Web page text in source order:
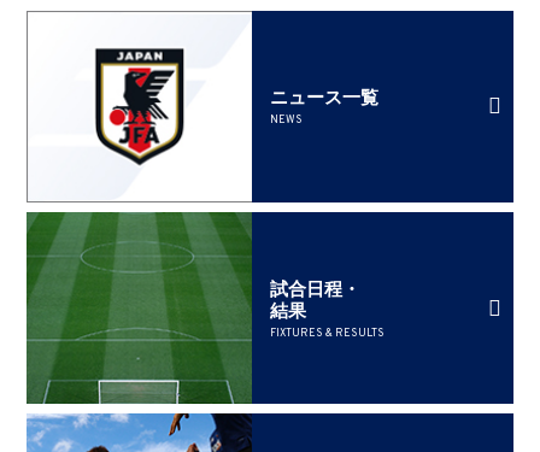
ニュース一覧
NEWS
試合日程・
結果
FIXTURES & RESULTS